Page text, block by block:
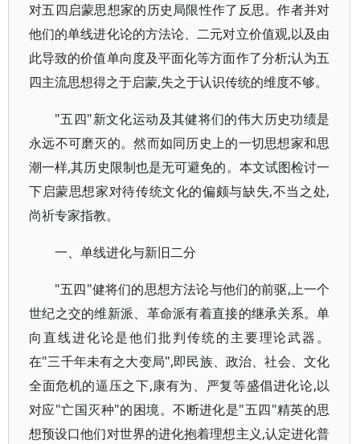
对五四启蒙思想家的历史局限性作了反思。作者并对
他们的单线进化论的方法论、二元对立价值观,以及由
此导致的价值单向度及平面化等方面作了分析;认为五
四主流思想得之于启蒙,失之于认识传统的维度不够。
"五四"新文化运动及其健将们的伟大历史功绩是
永远不可磨灭的。然而如同历史上的一切思想家和思
潮一样,其历史限制也是无可避免的。本文试图检讨一
下启蒙思想家对待传统文化的偏颇与缺失,不当之处,
尚祈专家指教。
一、单线进化与新旧二分
"五四"健将们的思想方法论与他们的前驱,上一个
世纪之交的维新派、革命派有着直接的继承关系。单
向直线进化论是他们批判传统的主要理论武器。
在"三千年未有之大变局",即民族、政治、社会、文化
全面危机的逼压之下,康有为、严复等盛倡进化论,以
对应"亡国灭种"的困境。不断进化是"五四"精英的思
想预设口他们对世界的进化抱着理想主义,认定进化普